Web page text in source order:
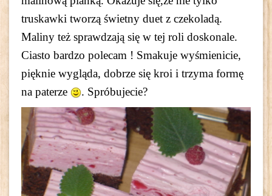
truskawki tworzą świetny duet z czekoladą.
Maliny też sprawdzają się w tej roli doskonale.
Ciasto bardzo polecam ! Smakuje wyśmienicie,
pięknie wygląda, dobrze się kroi i trzyma formę
na paterze
. Spróbujecie?